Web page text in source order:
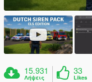
15.931
Λήψεις
33
Likes